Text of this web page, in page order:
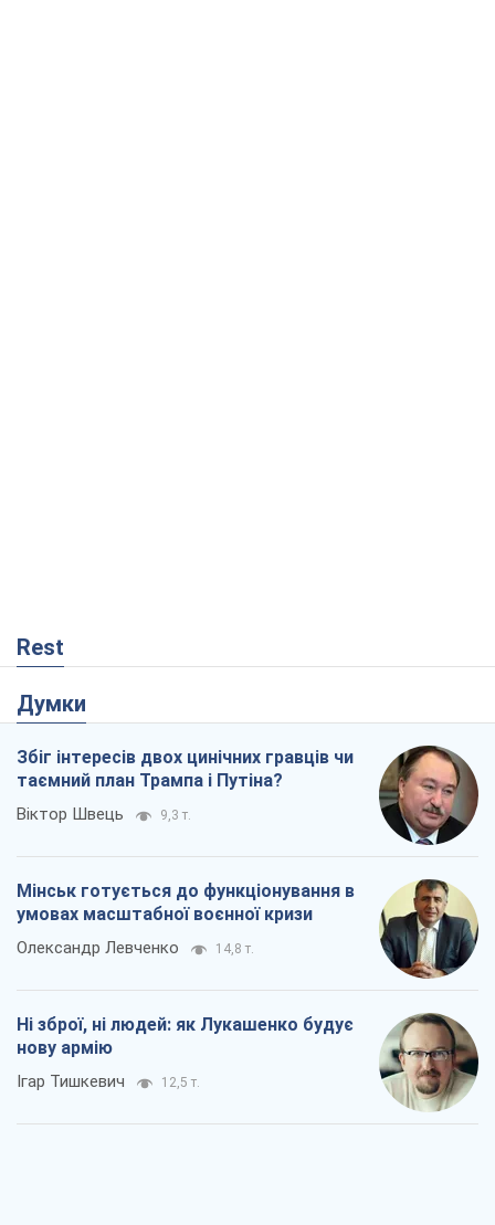
Rest
Думки
Збіг інтересів двох цинічних гравців чи
таємний план Трампа і Путіна?
Віктор Швець 9,3 т.
Мінськ готується до функціонування в
умовах масштабної воєнної кризи
Олександр Левченко 14,8 т.
Ні зброї, ні людей: як Лукашенко будує
нову армію
Ігар Тишкевич 12,5 т.